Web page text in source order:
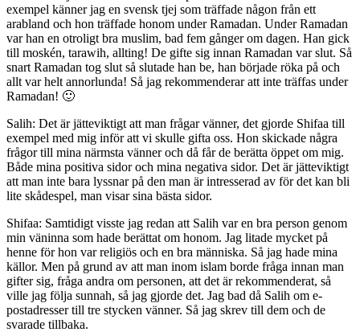
exempel känner jag en svensk tjej som träffade någon från ett
arabland och hon träffade honom under Ramadan. Under Ramadan
var han en otroligt bra muslim, bad fem gånger om dagen. Han gick
till moskén, tarawih, allting! De gifte sig innan Ramadan var slut. Så
snart Ramadan tog slut så slutade han be, han började röka på och
allt var helt annorlunda! Så jag rekommenderar att inte träffas under
Ramadan! 🙂
Salih: Det är jätteviktigt att man frågar vänner, det gjorde Shifaa till
exempel med mig inför att vi skulle gifta oss. Hon skickade några
frågor till mina närmsta vänner och då får de berätta öppet om mig.
Både mina positiva sidor och mina negativa sidor. Det är jätteviktigt
att man inte bara lyssnar på den man är intresserad av för det kan bli
lite skådespel, man visar sina bästa sidor.
Shifaa: Samtidigt visste jag redan att Salih var en bra person genom
min väninna som hade berättat om honom. Jag litade mycket på
henne för hon var religiös och en bra människa. Så jag hade mina
källor. Men på grund av att man inom islam borde fråga innan man
gifter sig, fråga andra om personen, att det är rekommenderat, så
ville jag följa sunnah, så jag gjorde det. Jag bad då Salih om e-
postadresser till tre stycken vänner. Så jag skrev till dem och de
svarade tillbaka.